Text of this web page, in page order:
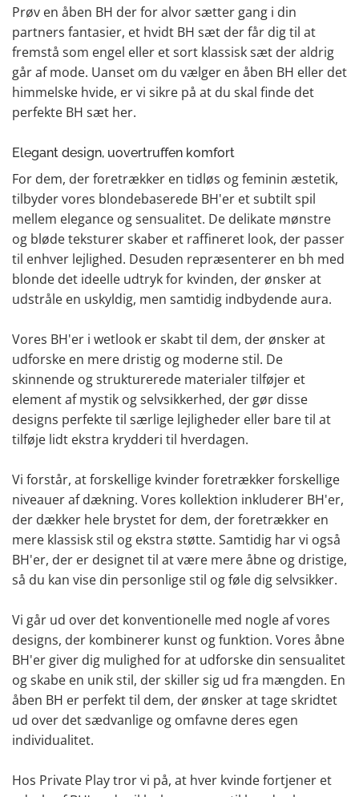
Prøv en åben BH der for alvor sætter gang i din
partners fantasier, et hvidt BH sæt der får dig til at
fremstå som engel eller et sort klassisk sæt der aldrig
går af mode. Uanset om du vælger en åben BH eller det
himmelske hvide, er vi sikre på at du skal finde det
perfekte BH sæt her.
Elegant design, uovertruffen komfort
For dem, der foretrækker en tidløs og feminin æstetik,
tilbyder vores blondebaserede BH'er et subtilt spil
mellem elegance og sensualitet. De delikate mønstre
og bløde teksturer skaber et raffineret look, der passer
til enhver lejlighed. Desuden repræsenterer en bh med
blonde det ideelle udtryk for kvinden, der ønsker at
udstråle en uskyldig, men samtidig indbydende aura.
Vores BH'er i wetlook er skabt til dem, der ønsker at
udforske en mere dristig og moderne stil. De
skinnende og strukturerede materialer tilføjer et
element af mystik og selvsikkerhed, der gør disse
designs perfekte til særlige lejligheder eller bare til at
tilføje lidt ekstra krydderi til hverdagen.
Vi forstår, at forskellige kvinder foretrækker forskellige
niveauer af dækning. Vores kollektion inkluderer BH'er,
der dækker hele brystet for dem, der foretrækker en
mere klassisk stil og ekstra støtte. Samtidig har vi også
BH'er, der er designet til at være mere åbne og dristige,
så du kan vise din personlige stil og føle dig selvsikker.
Vi går ud over det konventionelle med nogle af vores
designs, der kombinerer kunst og funktion. Vores åbne
BH'er giver dig mulighed for at udforske din sensualitet
og skabe en unik stil, der skiller sig ud fra mængden. En
åben BH er perfekt til dem, der ønsker at tage skridtet
ud over det sædvanlige og omfavne deres egen
individualitet.
Hos Private Play tror vi på, at hver kvinde fortjener et